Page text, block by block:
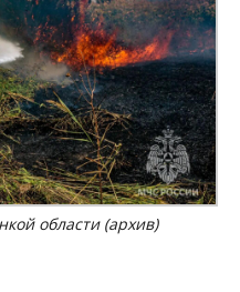
области (архив)